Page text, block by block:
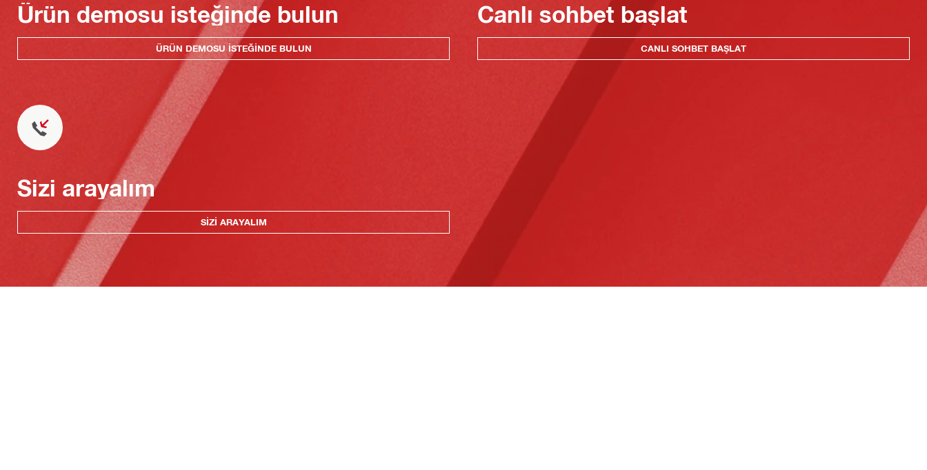
Ürün demosu isteğinde bulun
ÜRÜN DEMOSU ISTEĞINDE BULUN
Canlı sohbet başlat
CANLI SOHBET BAŞLAT
Sizi arayalım
SIZI ARAYALIM